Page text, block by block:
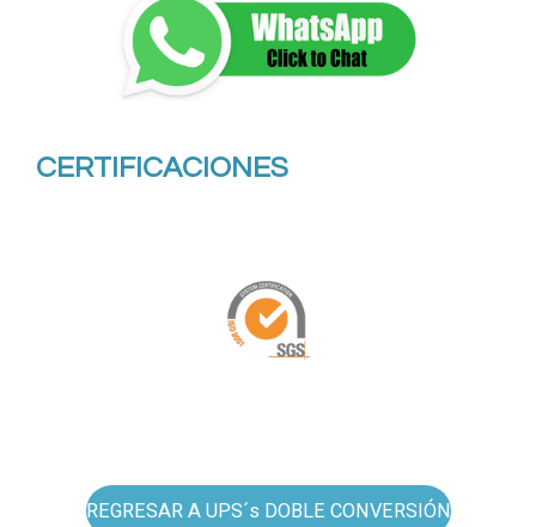
CERTIFICACIONES
REGRESAR A UPS´s DOBLE CONVERSIÓN